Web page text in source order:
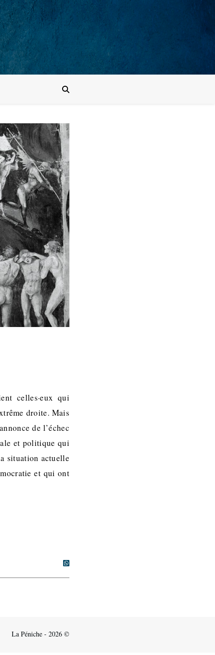
celles·eux qui
droite. Mais
de l’échec
et politique qui
situation actuelle
et qui ont
La Péniche - 2026 ©